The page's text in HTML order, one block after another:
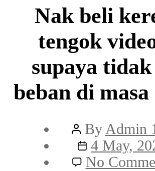
Nak beli
tengok
supaya
beban di masa
Post
author
By Admin
Post
date
4 May,
No